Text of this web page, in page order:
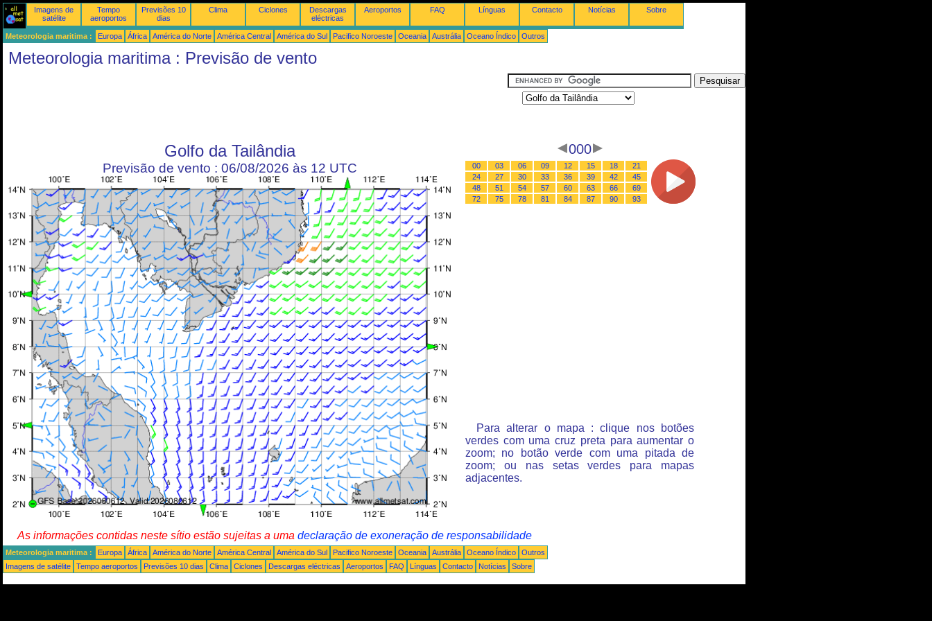
Imagens de
satélite
Tempo
aeroportos
Previsões 10
dias
Clima Ciclones
Descargas
eléctricas
Aeroportos FAQ Línguas Contacto Notícias Sobre
Meteorologia maritima : Europa África América do Norte América Central América do Sul Pacifico Noroeste Oceania Austrália Oceano Índico Outros
Meteorologia maritima : Previsão de vento
Golfo da Tailândia
Previsão de vento : 06/08/2026 às 12 UTC
000
00 03 06 09 12 15 18
21
24
27 30 33 36 39 42
45
48
51 54 57 60 63 66
69
72
75 78 81 84 87 90 93
Para alterar o mapa : clique nos botões
verdes com uma cruz preta para aumentar o
zoom; no botão verde com uma pitada de
zoom; ou nas setas verdes para mapas
adjacentes.
As informações contidas neste sítio estão sujeitas a uma declaração de exoneração de responsabilidade
Meteorologia maritima : Europa África América do Norte América Central América do Sul Pacifico Noroeste Oceania Austrália Oceano Índico
Outros
Imagens de satélite
Tempo aeroportos Previsões 10 dias Clima Ciclones Descargas eléctricas Aeroportos FAQ Línguas Contacto Notícias Sobre